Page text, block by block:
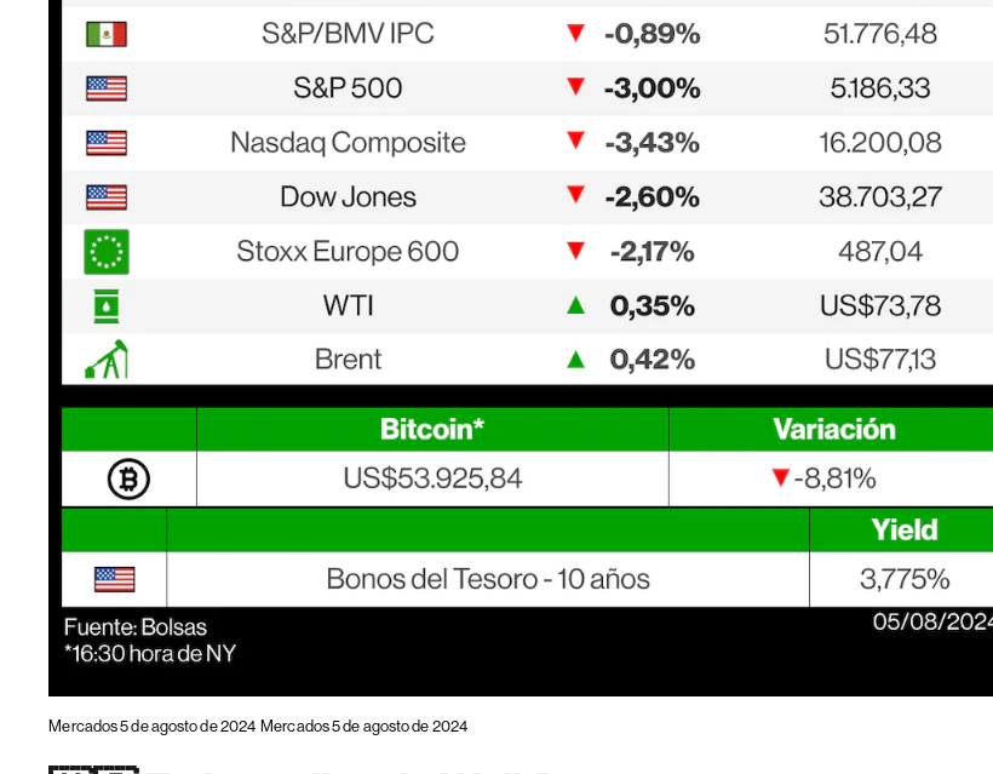
Mercados 5 de agosto de 2024 Mercados 5 de agosto de 2024